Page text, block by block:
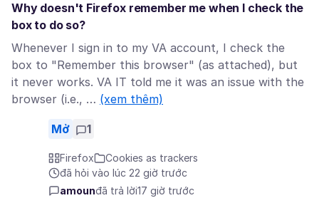
Why doesn't Firefox remember me when I check the
box to do so?
Whenever I sign in to my VA account, I check the
box to "Remember this browser" (as attached), but
it never works. VA IT told me it was an issue with the
browser (i.e., … (xem thêm)
Mở 1
Firefox
Cookies as trackers
đã hỏi vào lúc 22 giờ trước
amounđã trả lời17 giờ trước